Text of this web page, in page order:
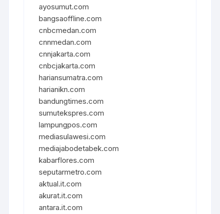
ayosumut.com
bangsaoffline.com
cnbcmedan.com
cnnmedan.com
cnnjakarta.com
cnbcjakarta.com
hariansumatra.com
harianikn.com
bandungtimes.com
sumutekspres.com
lampungpos.com
mediasulawesi.com
mediajabodetabek.com
kabarflores.com
seputarmetro.com
aktual.it.com
akurat.it.com
antara.it.com